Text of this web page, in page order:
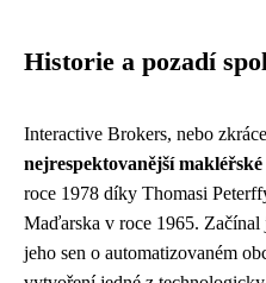
Historie a pozadí
Interactive Brokers, nebo
nejrespektovanější makléřské
roce 1978 díky Thomasi
Maďarska v roce 1965.
jeho sen o automatizovaném